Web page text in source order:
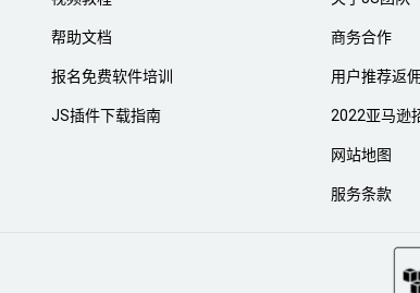
帮助文档
报名免费软件培训
JS插件下载指南
商务合作
用户推荐返
2022亚马逊
网站地图
服务条款